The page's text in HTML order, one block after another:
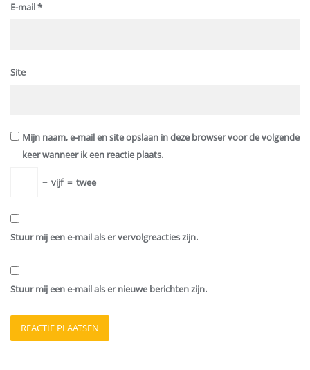
E-mail*
Site
Mijn naam, e-mail en site opslaan in deze browser voor de volgende
keer wanneer ik een reactie plaats.
− vijf = twee
Stuur mij een e-mail als er vervolgreacties zijn.
Stuur mij een e-mail als er nieuwe berichten zijn.